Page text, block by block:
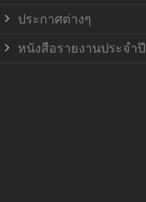
ประกาศต่างๆ
หนังสือรายงานประจำปี